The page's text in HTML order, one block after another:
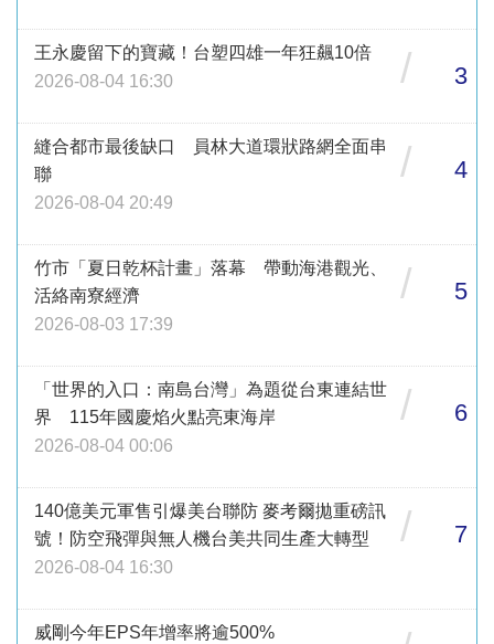
王永慶留下的寶藏！台塑四雄一年狂飆10倍
2026-08-04 16:30
/ 3
縫合都市最後缺口 員林大道環狀路網全面串
聯
2026-08-04 20:49
/ 4
竹市「夏日乾杯計畫」落幕 帶動海港觀光、
活絡南寮經濟
2026-08-03 17:39
/ 5
「世界的入口：南島台灣」為題從台東連結世
界 115年國慶焰火點亮東海岸
2026-08-04 00:06
/ 6
140億美元軍售引爆美台聯防 麥考爾拋重磅訊
號！防空飛彈與無人機台美共同生產大轉型
2026-08-04 16:30
/ 7
威剛今年EPS年增率將逾500%